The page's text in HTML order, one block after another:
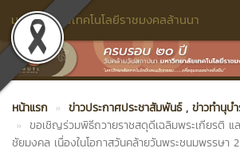
มหาวิทยาลัยเทคโนโลยีราชมงคลล้านนา
หน้าแรก ข่าวประกาศประชาสัมพันธ์ , ข่าวทำนุบ
ขอเชิญร่วมพิธีถวายราชสดุดีเฉลิมพระเกียรติ แ
ชัยมงคล เนื่องในโอกาสวันคล้ายวันพระชนมพรรษา